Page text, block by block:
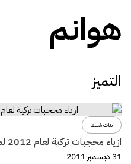
هوانم
التميز
بنات شيك
ازياء محجبات تركية لعام 2012 لمحبى الاناقة والتميز
31 ديسمبر 2011